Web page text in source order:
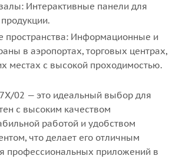
Интерактивные панели для
пространства: Информационные и
в аэропортах, торговых центрах,
местах с высокой проходимостью.
02 — это идеальный выбор для
с высоким качеством
работой и удобством
что делает его отличным
профессиональных приложений в